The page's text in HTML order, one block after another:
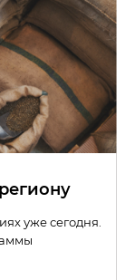
уже сегодня.